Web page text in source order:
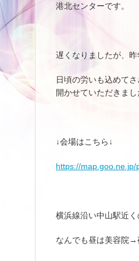
港北センターです。
遅くなりましたが、
日頃の労いも込めて
開かせていただきまし
↓会場はこちら↓
https://
横浜線沿い中山駅近く
なんでも昼は美容院→